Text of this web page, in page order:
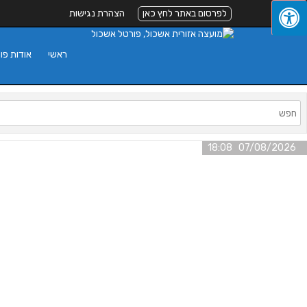
לפרסום באתר לחץ כאן הצהרת נגישות
אודות ראשי
07/08/2026 18:08